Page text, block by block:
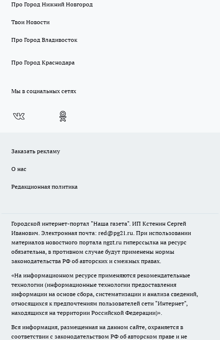
Про Город Нижний Новгород
Твои Новости
Про Город Владивосток
Про Город Краснодара
Мы в социальных сетях
Заказать рекламу
О нас
Редакционная политика
Городской интернет-портал "Наша газета". ИП Кстенин Сергей
Иванович. Электронная почта: red@pg21.ru. При использовании
материалов новостного портала ngzt.ru гиперссылка на ресурс
обязательна, в противном случае будут применены нормы
законодательства РФ об авторских и смежных правах.
«На информационном ресурсе применяются рекомендательные
технологии (информационные технологии предоставления
информации на основе сбора, систематизации и анализа сведений,
относящихся к предпочтениям пользователей сети "Интернет",
находящихся на территории Российской Федерации)».
Вся информация, размещенная на данном сайте, охраняется в
соответствии с законодательством РФ об авторском праве и не